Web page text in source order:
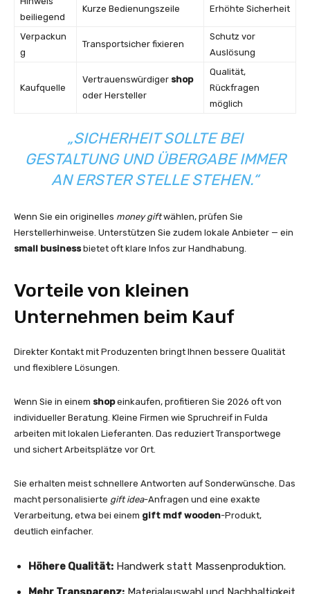
beiliegend
Kurze Bedienungszeile Erhöhte Sicherheit
Verpackun
g
Transportsicher fixieren
Schutz vor
Auslösung
Kaufquelle
Vertrauenswürdiger shop
oder Hersteller
Qualität,
Rückfragen
möglich
„SICHERHEIT SOLLTE BEI
GESTALTUNG UND ÜBERGABE IMMER
AN ERSTER STELLE STEHEN.“
Wenn Sie ein originelles money giftwählen, prüfen Sie
Herstellerhinweise. Unterstützen Sie zudem lokale Anbieter — ein
small businessbietet oft klare Infos zur Handhabung.
Vorteile von kleinen
Unternehmen beim Kauf
Direkter Kontakt mit Produzenten bringt Ihnen bessere Qualität
und flexiblere Lösungen.
Wenn Sie in einem shopeinkaufen, profitieren Sie 2026 oft von
individueller Beratung. Kleine Firmen wie Spruchreif in Fulda
arbeiten mit lokalen Lieferanten. Das reduziert Transportwege
und sichert Arbeitsplätze vor Ort.
Sie erhalten meist schnellere Antworten auf Sonderwünsche. Das
macht personalisierte gift idea-Anfragen und eine exakte
Verarbeitung, etwa bei einem gift mdf wooden-Produkt,
deutlich einfacher.
Höhere Qualität: Handwerk statt Massenproduktion.